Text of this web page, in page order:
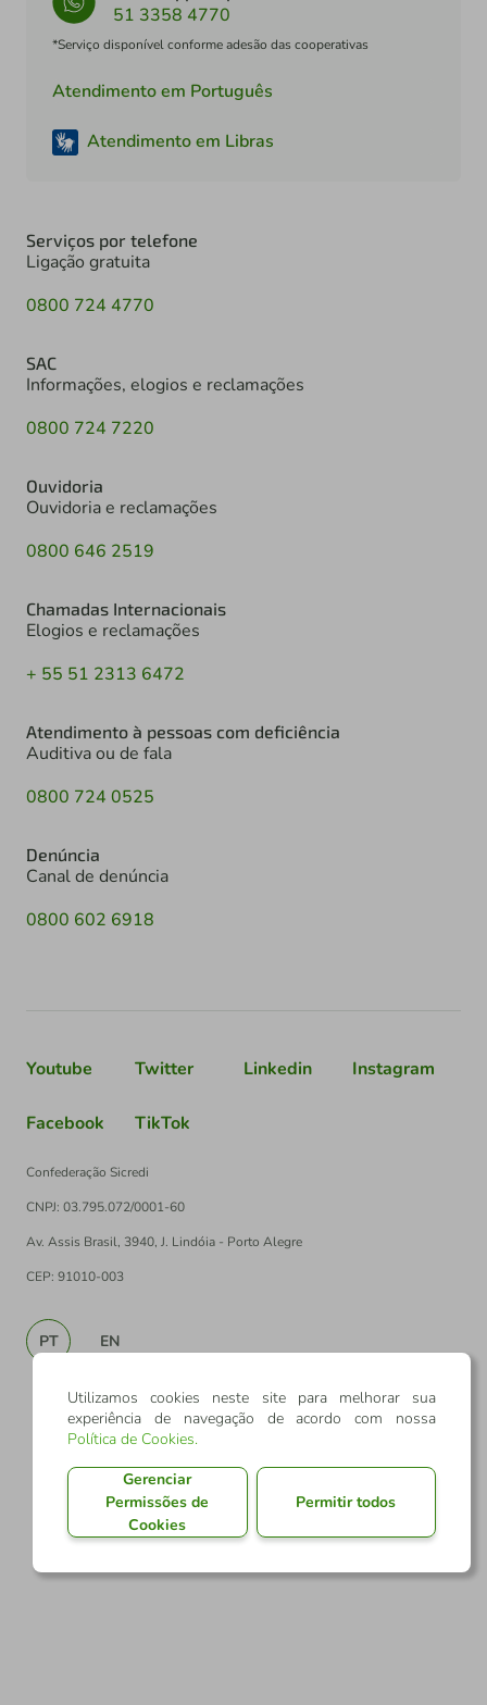
51 3358 4770
*Serviço disponível conforme adesão das cooperativas
Atendimento em Português
Atendimento em Libras
Serviços por telefone
Ligação gratuita
0800 724 4770
SAC
Informações, elogios e reclamações
0800 724 7220
Ouvidoria
Ouvidoria e reclamações
0800 646 2519
Chamadas Internacionais
Elogios e reclamações
+ 55 51 2313 6472
Atendimento à pessoas com deficiência
Auditiva ou de fala
0800 724 0525
Denúncia
Canal de denúncia
0800 602 6918
Youtube Twitter Linkedin Instagram
Facebook TikTok
Confederação Sicredi
CNPJ: 03.795.072/0001-60
Av. Assis Brasil, 3940, J. Lindóia - Porto Alegre
CEP: 91010-003
PT EN
Utilizamos cookies neste site para melhorar sua
experiência de navegação de acordo com nossa
Política de Cookies.
Gerenciar
Permissões de
Cookies
Permitir todos